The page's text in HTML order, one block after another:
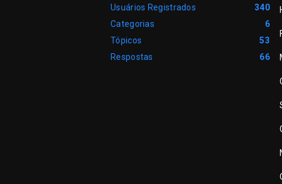
Usuários Registrados
340
Categorias
6
Tópicos
53
Respostas
66